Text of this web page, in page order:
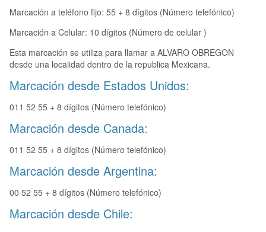
Marcación a teléfono fijo: 55 + 8 dígitos (Número telefónico)
Marcación a Celular: 10 dígitos (Número de celular )
Esta marcación se utiliza para llamar a ALVARO OBREGON
desde una localidad dentro de la republica Mexicana.
Marcación desde Estados Unidos:
011 52 55 + 8 dígitos (Número telefónico)
Marcación desde Canada:
011 52 55 + 8 dígitos (Número telefónico)
Marcación desde Argentina:
00 52 55 + 8 dígitos (Número telefónico)
Marcación desde Chile: